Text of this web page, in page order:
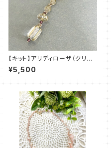
【キット】アリディローザ（クリア
ブラウン）新川智未
¥5,500